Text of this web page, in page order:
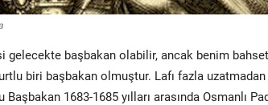
gelecekte başbakan olabilir, ancak benim
biri başbakan olmuştur. Lafı fazla
1683-1685 yılları arasında Osmanlı